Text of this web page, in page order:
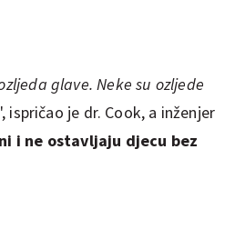
glave. Neke su ozljede
ispričao je dr. Cook, a inženjer
i ne ostavljaju djecu bez